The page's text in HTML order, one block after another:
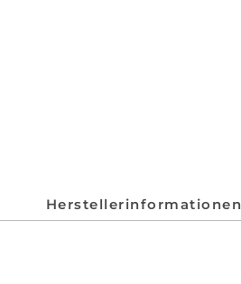
Herstellerinformationen